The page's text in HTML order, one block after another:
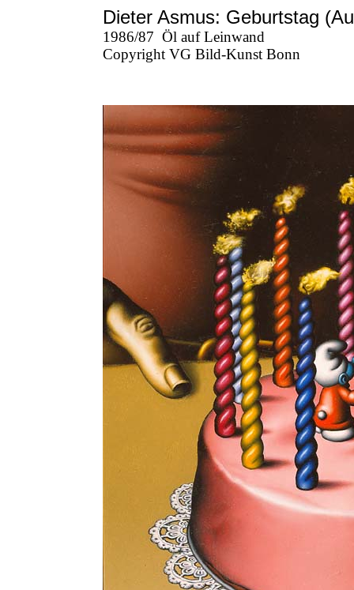
Dieter Asmus: Geburtstag
1986/87 Öl auf Leinwand
Copyright VG Bild-Kunst Bonn